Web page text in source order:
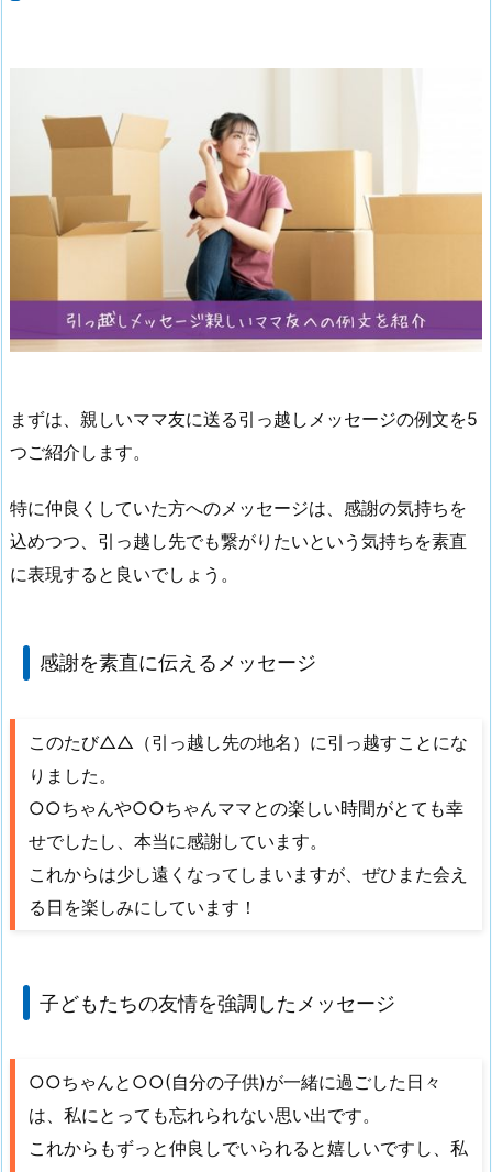
まずは、親しいママ友に送る引っ越しメッセージの例文を5
つご紹介します。
特に仲良くしていた方へのメッセージは、感謝の気持ちを
込めつつ、引っ越し先でも繋がりたいという気持ちを素直
に表現すると良いでしょう。
感謝を素直に伝えるメッセージ
このたび△△（引っ越し先の地名）に引っ越すことにな
りました。
○○ちゃんや○○ちゃんママとの楽しい時間がとても幸
せでしたし、本当に感謝しています。
これからは少し遠くなってしまいますが、ぜひまた会え
る日を楽しみにしています！
子どもたちの友情を強調したメッセージ
○○ちゃんと○○(自分の子供)が一緒に過ごした日々
は、私にとっても忘れられない思い出です。
これからもずっと仲良しでいられると嬉しいですし、私